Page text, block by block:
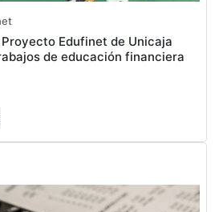
Edufinet de Unicaja
de educación financiera